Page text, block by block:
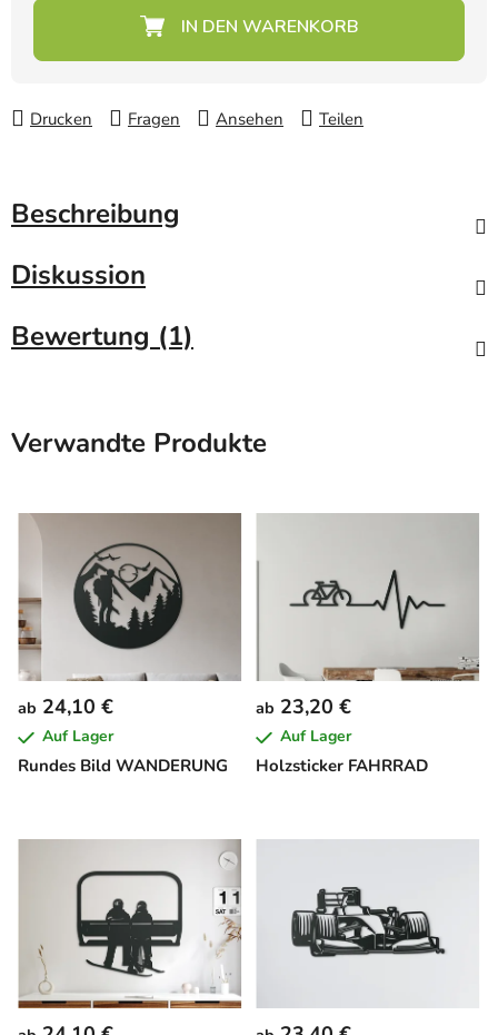
Verkaufspreis:
Drucken Fragen Ansehen Teilen
Beschreibung
Diskussion
Bewertung (1)
Verwandte Produkte
Rundes Bild WANDERUNG
ab 24,10 €
Auf Lager
Holzsticker FAHRRAD
ab 23,20 €
Auf Lager